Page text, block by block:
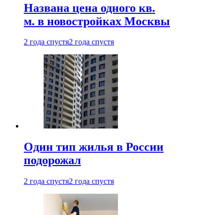
Названа цена одного кв.
м. в новостройках Москвы
2 года спустя2 года спустя
Один тип жилья в России
подорожал
2 года спустя2 года спустя